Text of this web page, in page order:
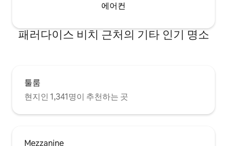
에어컨
패러다이스 비치 근처의 기타 인기 명소
툴룸
현지인 1,341명이 추천하는 곳
Mezzanine